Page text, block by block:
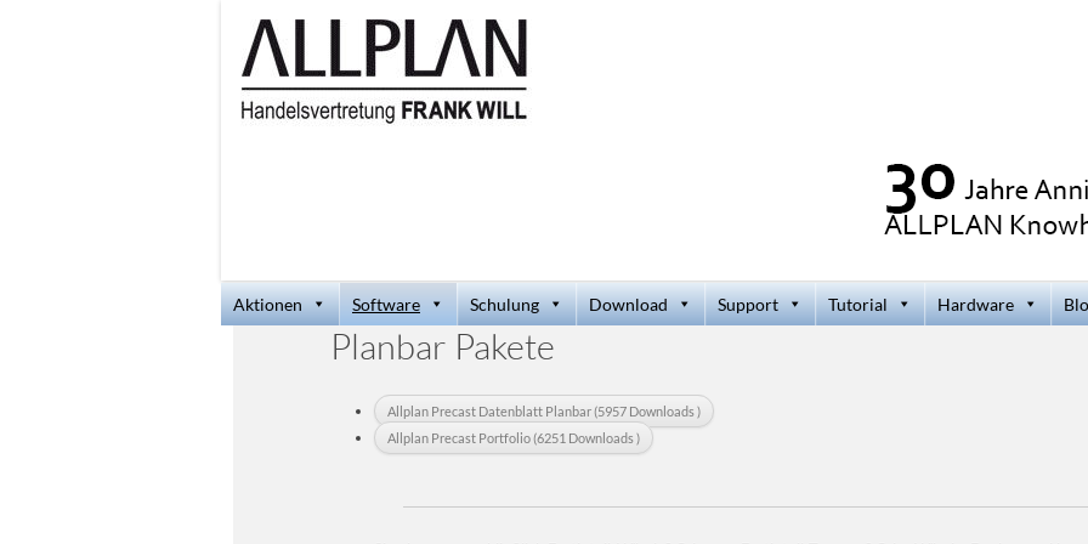
Aktionen Software Schulung Download Support Tutorial Hardware
Planbar Pakete
Allplan Precast Datenblatt Planbar (5957 Downloads )
Allplan Precast Portfolio (6251 Downloads )